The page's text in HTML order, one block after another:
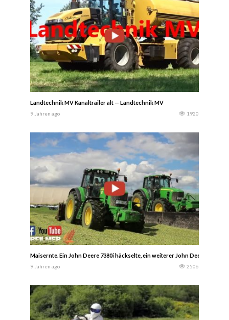
Landtechnik MV Kanaltrailer alt — Landtechnik MV
9 Jahren ago 1920
Maisernte. Ein John Deere 7380i häckselte, ein weiterer John Deere 6630
9 Jahren ago 2506